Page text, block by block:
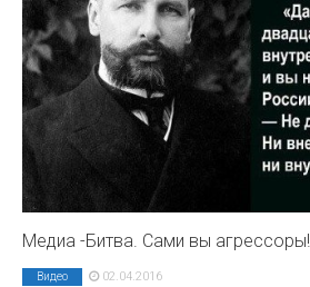
Медиа -Битва. Сами вы агрессоры!
Видео 02.04.2016